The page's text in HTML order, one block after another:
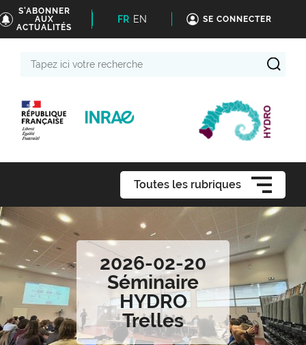
S'ABONNER
AUX
ACTUALITÉS
FR EN SE CONNECTER
Toutes les rubriques
2026-02-20
Séminaire
HYDRO
Trelles